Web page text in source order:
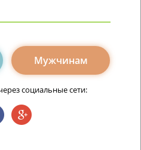
Мужчинам
социальные сети: